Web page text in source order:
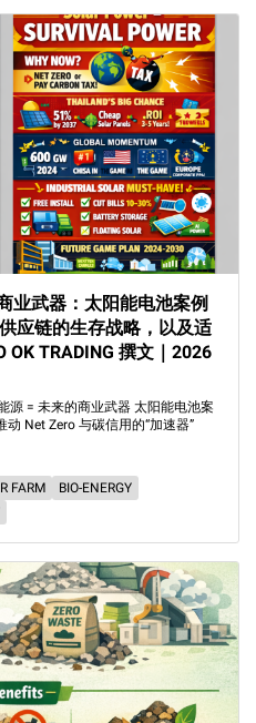
业武器：太阳能电池案例
应链的生存战略，以及适
OK TRADING 撰文｜2026
源 = 未来的商业武器 太阳能电池案
Net Zero 与碳信用的“加速器”
FARM
BIO-ENERGY